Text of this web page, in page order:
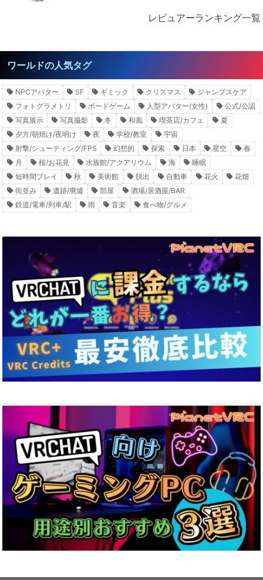
レビュアーランキング一覧
ワールドの人気タグ
NPCアバター SF ギミック クリスマス
ジャンプスケア
フォトグラメトリ
ボードゲーム 人型アバター(女性)
公式/公認
写真展示
写真撮影 冬 和風 喫茶店/カフェ
夏
夕方/朝焼け/夜明け
夜 学校/教室
宇宙
射撃/シューティング/FPS
幻想的 探索 日本 星空
春
月
桜/お花見 水族館/アクアリウム 海
睡眠
短時間プレイ
秋 美術館 脱出 自動車 花火
花畑
街並み
遺跡/廃墟 部屋
酒場/居酒屋/BAR
鉄道/電車/列車/駅
雨 音楽 食べ物/グルメ